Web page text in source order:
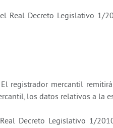
Real Decreto Legislativo 1/
registrador mercantil
los datos relativos a la
Decreto Legislativo 1/